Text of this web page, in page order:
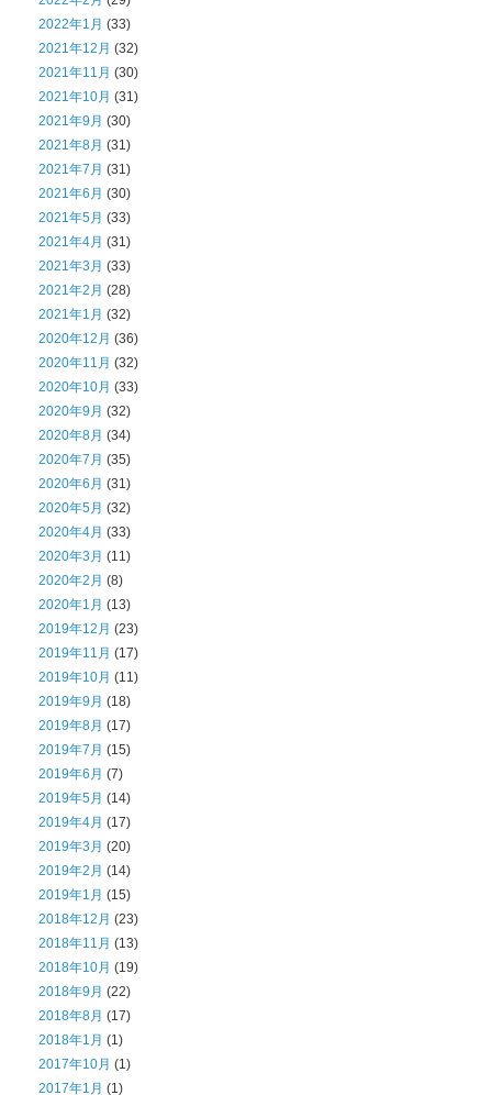
2022年1月 (33)
2021年12月 (32)
2021年11月 (30)
2021年10月 (31)
2021年9月 (30)
2021年8月 (31)
2021年7月 (31)
2021年6月 (30)
2021年5月 (33)
2021年4月 (31)
2021年3月 (33)
2021年2月 (28)
2021年1月 (32)
2020年12月 (36)
2020年11月 (32)
2020年10月 (33)
2020年9月 (32)
2020年8月 (34)
2020年7月 (35)
2020年6月 (31)
2020年5月 (32)
2020年4月 (33)
2020年3月 (11)
2020年2月 (8)
2020年1月 (13)
2019年12月 (23)
2019年11月 (17)
2019年10月 (11)
2019年9月 (18)
2019年8月 (17)
2019年7月 (15)
2019年6月 (7)
2019年5月 (14)
2019年4月 (17)
2019年3月 (20)
2019年2月 (14)
2019年1月 (15)
2018年12月 (23)
2018年11月 (13)
2018年10月 (19)
2018年9月 (22)
2018年8月 (17)
2018年1月 (1)
2017年10月 (1)
2017年1月 (1)